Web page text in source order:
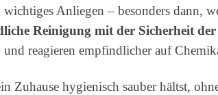
Anliegen – besonders dann,
Reinigung mit der Sicherheit
reagieren empfindlicher auf
Zuhause hygienisch sauber hältst,